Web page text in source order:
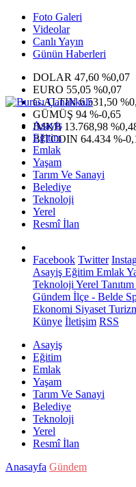
Foto Galeri
Videolar
Canlı Yayın
Günün Haberleri
DOLAR 47,60 %0,07
EURO 55,05 %0,07
G.ALTIN6.531,50
GÜMÜŞ 94 %-0,65
IMKB 13.768,98
BITCOIN 64.434 %-
Asayiş
Eğitim
Emlak
Yaşam
Tarım Ve Sanayi
Belediye
Teknoloji
Yerel
Resmî İlan
Facebook Twitter
Asayiş Eğitim Emlak
Teknoloji Yerel Tanıtım
Gündem İlçe - Belde
Ekonomi Siyaset
Künye İletişim RSS
Asayiş
Eğitim
Emlak
Yaşam
Tarım Ve Sanayi
Belediye
Teknoloji
Yerel
Resmî İlan
Anasayfa Gündem